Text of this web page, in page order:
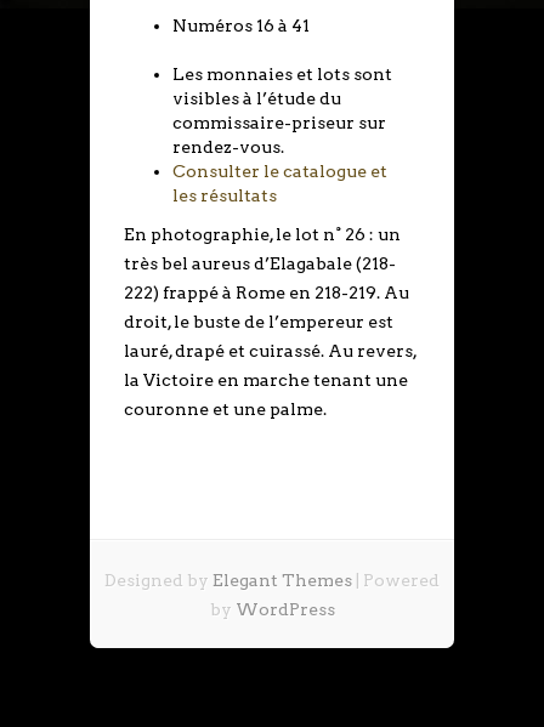
Numéros 16 à 41
Les monnaies et lots sont
visibles à l’étude du
commissaire-priseur sur
rendez-vous.
Consulter le catalogue et
les résultats
En photographie, le lot n° 26 : un
très bel aureus d’Elagabale (218-
222) frappé à Rome en 218-219. Au
droit, le buste de l’empereur est
lauré, drapé et cuirassé. Au revers,
la Victoire en marche tenant une
couronne et une palme.
Designed by Elegant Themes | Powered
by WordPress